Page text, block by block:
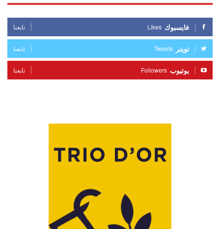
فايسبوك Likes تابعنا
تويتر Tweets تابعنا
يوتيوب Followers تابعنا